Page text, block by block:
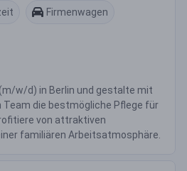
Firmenwagen
w/d) in Berlin und gestalte mit
die bestmögliche Pflege für
von attraktiven
familiären Arbeitsatmosphäre.